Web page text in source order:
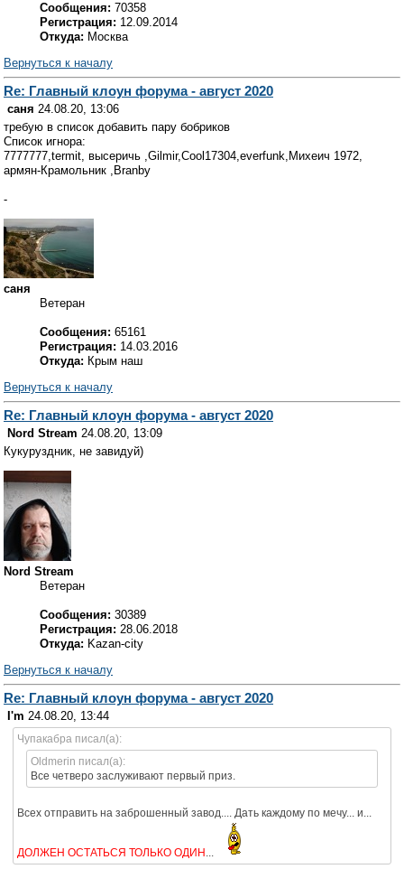
Сообщения: 70358
Регистрация: 12.09.2014
Откуда: Москва
Вернуться к началу
Re: Главный клоун форума - август 2020
саня 24.08.20, 13:06
требую в список добавить пару бобриков
Список игнора:
7777777,termit, высеричь ,Gilmir,Cool17304,everfunk,Михеич 1972,
армян-Крамольник ,Branby
-
саня
Ветеран
Сообщения: 65161
Регистрация: 14.03.2016
Откуда: Крым наш
Вернуться к началу
Re: Главный клоун форума - август 2020
Nord Stream 24.08.20, 13:09
Кукуруздник, не завидуй)
Nord Stream
Ветеран
Сообщения: 30389
Регистрация: 28.06.2018
Откуда: Kazan-city
Вернуться к началу
Re: Главный клоун форума - август 2020
I'm 24.08.20, 13:44
Чупакабра писал(а):
Oldmerin писал(а):
Все четверо заслуживают первый приз.
Всех отправить на заброшенный завод.... Дать каждому по мечу... и...
ДОЛЖЕН ОСТАТЬСЯ ТОЛЬКО ОДИН ...